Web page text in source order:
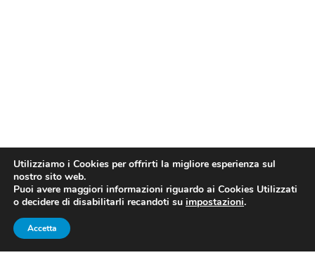
Utilizziamo i Cookies per offrirti la migliore esperienza sul
nostro sito web.
Puoi avere maggiori informazioni riguardo ai Cookies Utilizzati
o decidere di disabilitarli recandoti su impostazioni.
Accetta